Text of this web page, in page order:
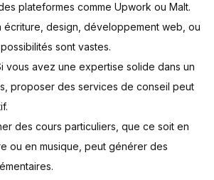
plateformes comme Upwork ou Malt.
écriture, design, développement web, ou
sont vastes.
vous avez une expertise solide dans un
proposer des services de conseil peut
des cours particuliers, que ce soit en
ou en musique, peut générer des